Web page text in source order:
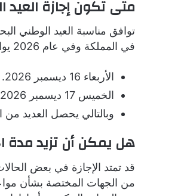
متى تكون إجازة العيد
في المملكة وفي عام 2026 يوافق العيد الوطني:
الأربعاء 16 ديسمبر 2026.
الخميس 17 ديسمبر 2026.
وبالتالي يحصل العديد
هل يمكن أن تزيد مدة
قد تمتد الإجازة في بعض
من الجهات المختصة بشأن